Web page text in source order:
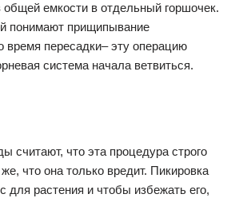
общей емкости в отдельный горшочек.
понимают прищипывание
время пересадки– эту операцию
система начала ветвиться.
считают, что эта процедура строго
что она только вредит. Пикировка
для растения и чтобы избежать его,